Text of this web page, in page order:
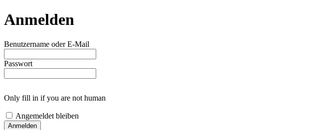
Anmelden
Benutzername oder E-Mail
Passwort
Only fill in if you are not human
Angemeldet bleiben